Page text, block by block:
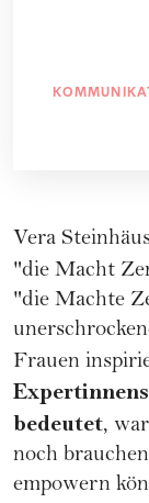
Vera
"die Macht
"die Machte
Frauen
bedeutet,
noch
empowern